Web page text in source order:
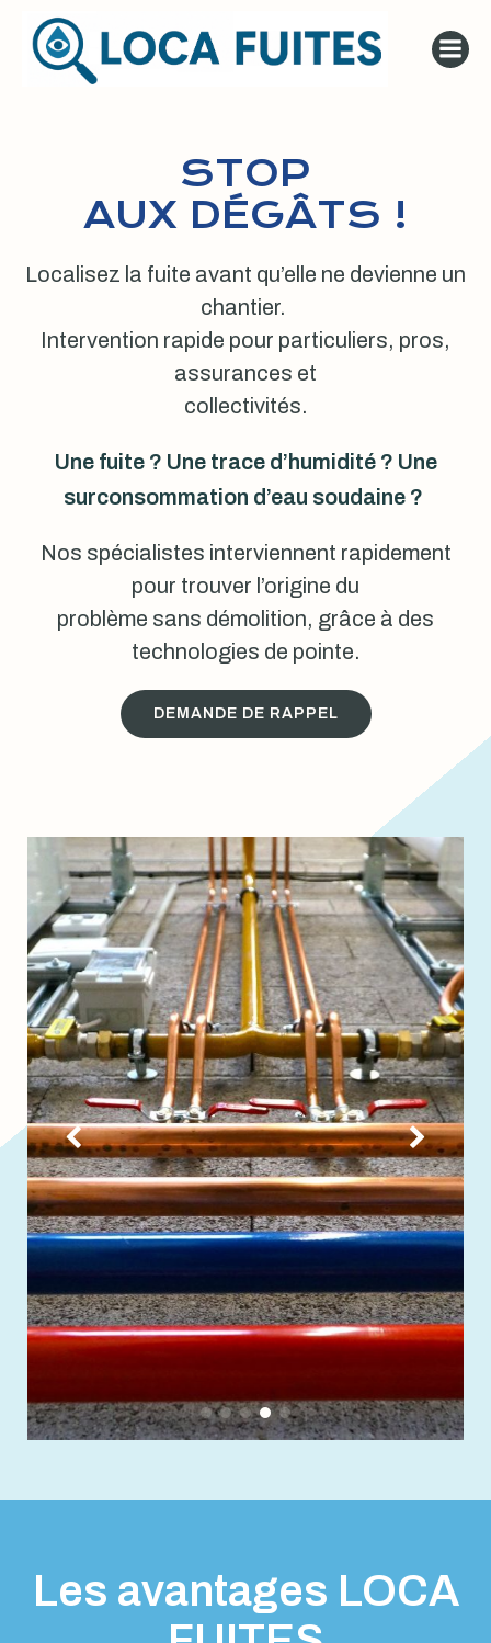
au
contenu
STOP
AUX DÉGÂTS !
Localisez la fuite avant qu’elle ne devienne un
chantier.
Intervention rapide pour particuliers, pros,
assurances et
collectivités.
Une fuite ? Une trace d’humidité ? Une
surconsommation d’eau soudaine ?
Nos spécialistes interviennent rapidement
pour trouver l’origine du
problème sans démolition, grâce à des
technologies de pointe.
DEMANDE DE RAPPEL
Les avantages LOCA